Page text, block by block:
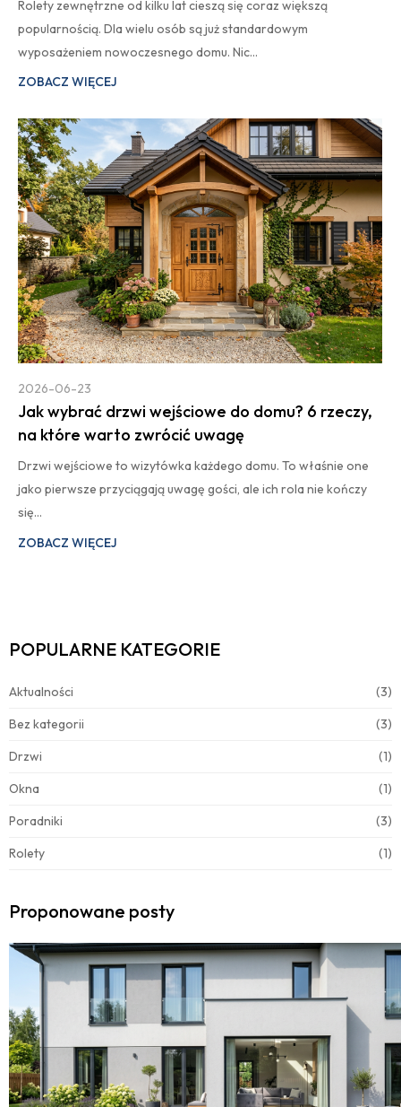
Rolety zewnętrzne od kilku lat cieszą się coraz większą
popularnością. Dla wielu osób są już standardowym
wyposażeniem nowoczesnego domu. Nic…
ZOBACZ WIĘCEJ
2026-06-23
Jak wybrać drzwi wejściowe do domu? 6 rzeczy,
na które warto zwrócić uwagę
Drzwi wejściowe to wizytówka każdego domu. To właśnie one
jako pierwsze przyciągają uwagę gości, ale ich rola nie kończy
się…
ZOBACZ WIĘCEJ
POPULARNE KATEGORIE
Aktualności
(3)
Bez kategorii
(3)
Drzwi
(1)
Okna
(1)
Poradniki
(3)
Rolety
(1)
Proponowane posty